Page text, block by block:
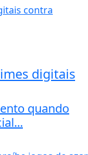
digitais
quando